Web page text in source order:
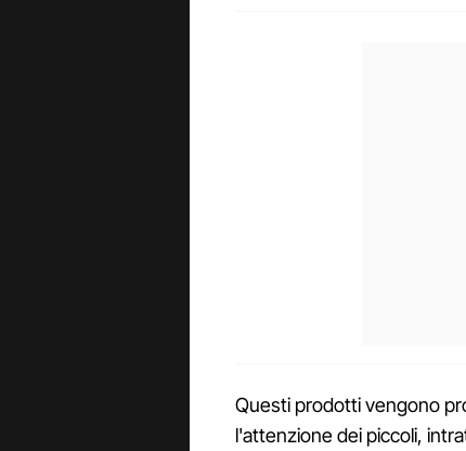
Questi prodotti vengono
l'attenzione dei piccoli,